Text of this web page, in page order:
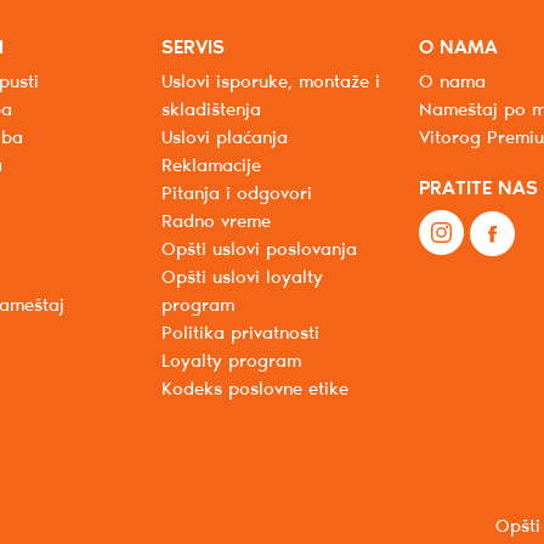
SERVIS
Uslovi isporuke, montaže i
skladištenja
Uslovi plaćanja
Reklamacije
Pitanja i odgovori
Radno vreme
Opšti uslovi poslovanja
Opšti uslovi loyalty
program
Politika privatnosti
Loyalty program
Kodeks poslovne etike
O NAMA
O nama
Nameštaj po
Vitorog
PRATITE NAS